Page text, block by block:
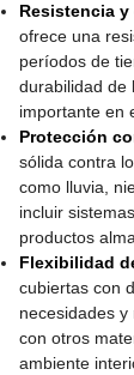
Resistencia
ofrece una
períodos de
durabilidad de
importante en
Protección
sólida contra
como lluvia,
incluir
productos
Flexibilidad
cubiertas con
necesidades
con otros
ambiente